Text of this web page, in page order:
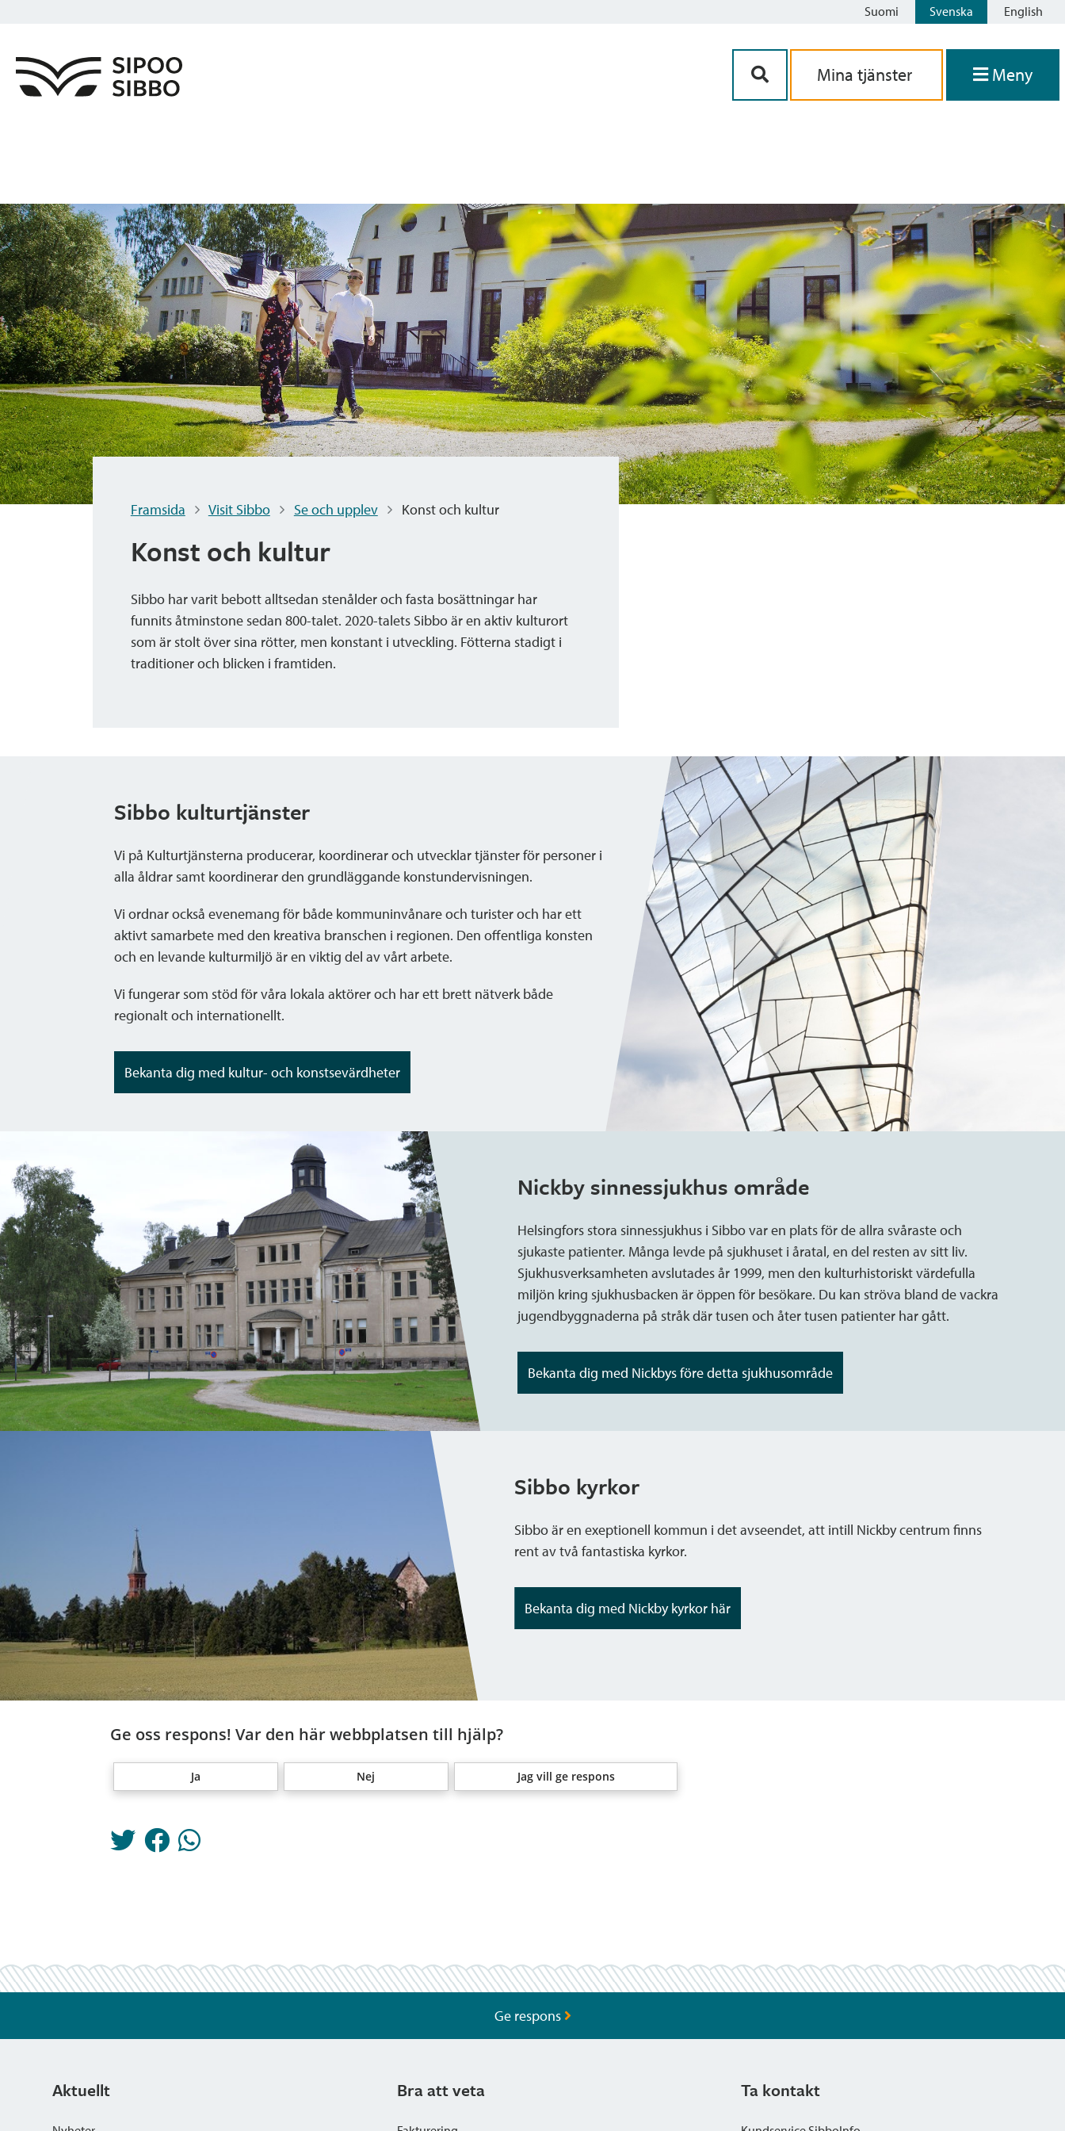
Suomi Svenska English
Mina tjänster Meny
Framsida Visit Sibbo Se och upplev Konst och kultur
Konst och kultur
Sibbo har varit bebott alltsedan stenålder och fasta bosättningar har
funnits åtminstone sedan 800-talet. 2020-talets Sibbo är en aktiv kulturort
som är stolt över sina rötter, men konstant i utveckling. Fötterna stadigt i
traditioner och blicken i framtiden.
Sibbo kulturtjänster
Vi på Kulturtjänsterna producerar, koordinerar och utvecklar tjänster för personer i
alla åldrar samt koordinerar den grundläggande konstundervisningen.
Vi ordnar också evenemang för både kommuninvånare och turister och har ett
aktivt samarbete med den kreativa branschen i regionen. Den offentliga konsten
och en levande kulturmiljö är en viktig del av vårt arbete.
Vi fungerar som stöd för våra lokala aktörer och har ett brett nätverk både
regionalt och internationellt.
Bekanta dig med kultur- och konstsevärdheter
Nickby sinnessjukhus område
Helsingfors stora sinnessjukhus i Sibbo var en plats för de allra svåraste och
sjukaste patienter. Många levde på sjukhuset i åratal, en del resten av sitt liv.
Sjukhusverksamheten avslutades år 1999, men den kulturhistoriskt värdefulla
miljön kring sjukhusbacken är öppen för besökare. Du kan ströva bland de vackra
jugendbyggnaderna på stråk där tusen och åter tusen patienter har gått.
Bekanta dig med Nickbys före detta sjukhusområde
Sibbo kyrkor
Sibbo är en exeptionell kommun i det avseendet, att intill Nickby centrum finns
rent av två fantastiska kyrkor.
Bekanta dig med Nickby kyrkor här
Ge oss respons! Var den här webbplatsen till hjälp?
Ja Nej Jag vill ge respons
Ge respons
Aktuellt Bra att veta Ta kontakt